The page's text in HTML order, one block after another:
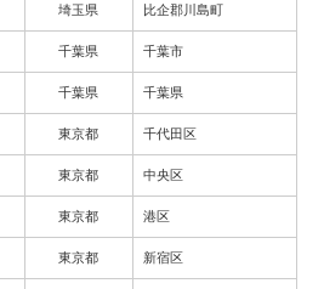
埼玉県 比企郡川島町
千葉県 千葉市
千葉県 千葉県
東京都 千代田区
東京都 中央区
東京都 港区
東京都 新宿区